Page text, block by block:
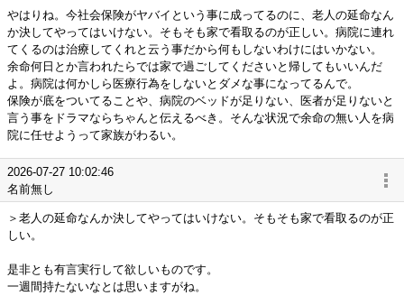
やはりね。今社会保険がヤバイという事に成ってるのに、老人の延命なん
か決してやってはいけない。そもそも家で看取るのが正しい。病院に連れ
てくるのは治療してくれと云う事だから何もしないわけにはいかない。
余命何日とか言われたらでは家で過ごしてくださいと帰してもいいんだ
よ。病院は何かしら医療行為をしないとダメな事になってるんで。
保険が底をついてることや、病院のベッドが足りない、医者が足りないと
言う事をドラマならちゃんと伝えるべき。そんな状況で余命の無い人を病
院に任せようって家族がわるい。
2026-07-27 10:02:46
名前無し
＞老人の延命なんか決してやってはいけない。そもそも家で看取るのが正
しい。
是非とも有言実行して欲しいものです。
一週間持たないなとは思いますがね。